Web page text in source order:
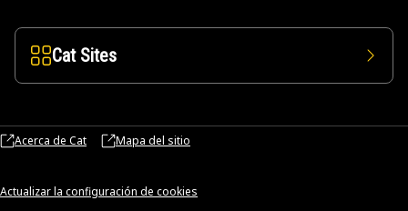
Cat Sites
Acerca de Cat Mapa del sitio
Actualizar la configuración de cookies